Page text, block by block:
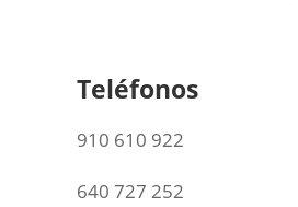
Teléfonos
910 610 922
640 727 252